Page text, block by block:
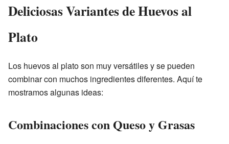
Deliciosas Variantes de Huevos al
Plato
Los huevos al plato son muy versátiles y se pueden
combinar con muchos ingredientes diferentes. Aquí te
mostramos algunas ideas:
Combinaciones con Queso y Grasas